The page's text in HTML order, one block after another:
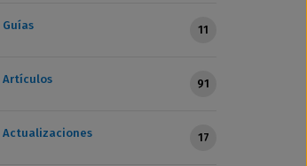
Guías 11
Artículos 91
Actualizaciones 17